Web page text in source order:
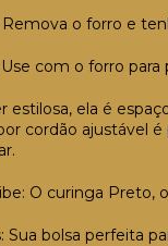
o forro e
com o forro
estilosa, ela é
cordão ajustável
O curinga Preto,
Sua bolsa perfeita